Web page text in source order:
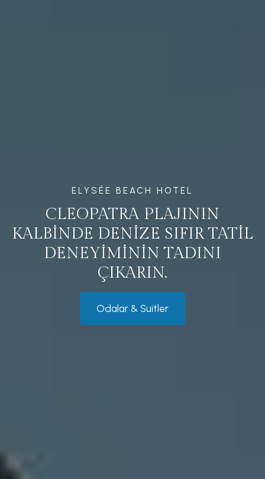
ELYSÉE BEACH HOTEL
CLEOPATRA PLAJININ
KALBİNDE DENİZE SIFIR TATİL
DENEYİMİNİN TADINI
ÇIKARIN.
Odalar & Suitler